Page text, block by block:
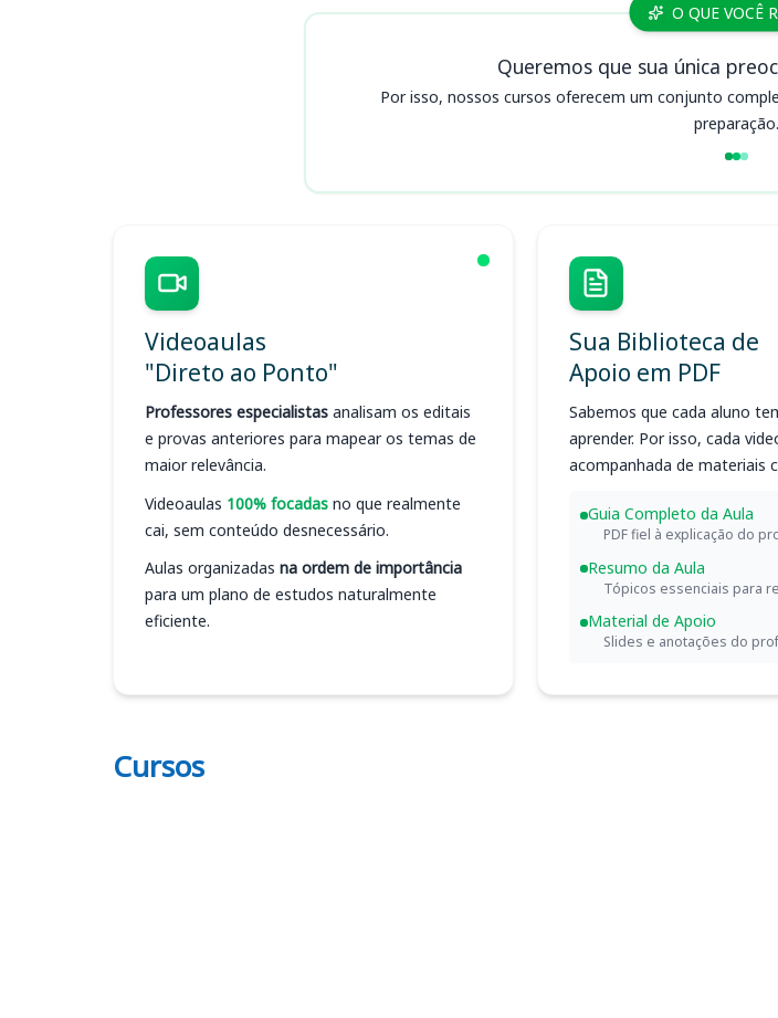
O QUE VOCÊ
Queremos que sua única
Por isso, nossos cursos oferecem um conjunto
preparação.
Videoaulas
"Direto ao Ponto"
Professores especialistas analisam os editais
e provas anteriores para mapear os temas de
maior relevância.
Videoaulas 100% focadas no que realmente
cai, sem conteúdo desnecessário.
Aulas organizadas na ordem de importância
para um plano de estudos naturalmente
eficiente.
Sua Biblioteca de
Apoio em PDF
Sabemos que cada aluno
aprender. Por isso, cada
acompanhada de materiais
Guia Completo da Aula
PDF fiel à explicação do
Resumo da Aula
Tópicos essenciais para
Material de Apoio
Slides e anotações do
Cursos